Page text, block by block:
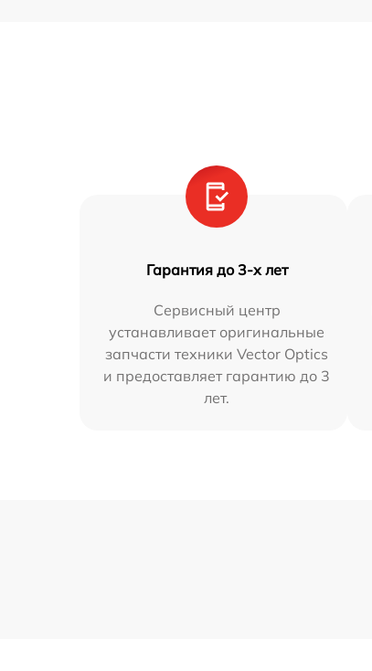
Гарантия до 3-х лет
Сервисный центр
устанавливает оригинальные
запчасти техники Vector Optics
и предоставляет гарантию до 3
лет.